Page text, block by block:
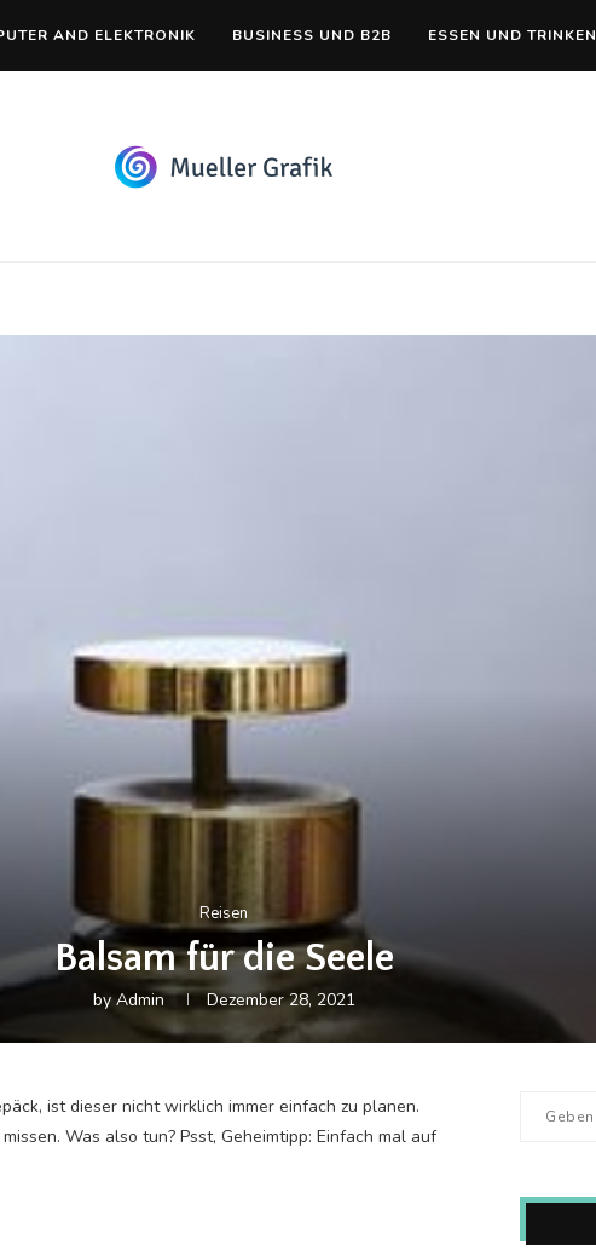
AND ELEKTRONIK BUSINESS UND B2B ESSEN UND TRINKEN
Reisen
Balsam für die Seele
byAdmin Dezember 28, 2021
ist dieser nicht wirklich immer einfach zu planen.
Was also tun? Psst, Geheimtipp: Einfach mal auf